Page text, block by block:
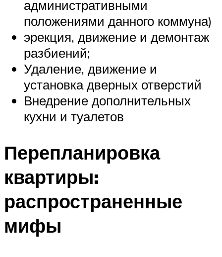
административными
положениями данного коммуна)
эрекция, движение и демонтаж
разбиений;
Удаление, движение и
установка дверных отверстий
Внедрение дополнительных
кухни и туалетов
Перепланировка
квартиры:
распространенные
мифы